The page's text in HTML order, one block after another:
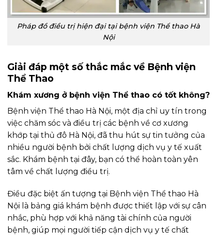
Pháp đồ điều trị hiện đại tại bệnh viện Thể thao Hà
Nội
Giải đáp một số thắc mắc về Bệnh viện
Thể Thao
Khám xương ở bệnh viện Thể thao có tốt không?
Bệnh viện Thể thao Hà Nội, một địa chỉ uy tín trong
việc chăm sóc và điều trị các bệnh về cơ xương
khớp tại thủ đô Hà Nội, đã thu hút sự tin tưởng của
nhiều người bệnh bởi chất lượng dịch vụ y tế xuất
sắc. Khám bệnh tại đây, bạn có thể hoàn toàn yên
tâm về chất lượng điều trị.
Điều đặc biệt ấn tượng tại Bệnh viện Thể thao Hà
Nội là bảng giá khám bệnh được thiết lập với sự cân
nhắc, phù hợp với khả năng tài chính của người
bệnh, giúp mọi người tiếp cận dịch vụ y tế chất